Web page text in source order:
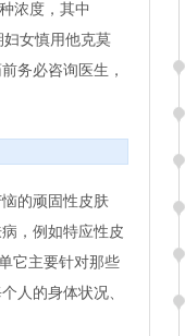
浓度，其中
妇女慎用他克莫
务必咨询医生，
的顽固性皮肤
，例如特应性皮
它主要针对那些
人的身体状况、